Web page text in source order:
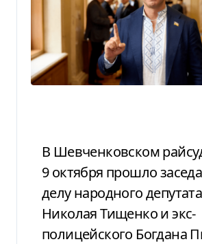
В Шевченковском райсуде Днепра
9 октября прошло
делу народного
Николая Тищенко и экс-
полицейского Богдана